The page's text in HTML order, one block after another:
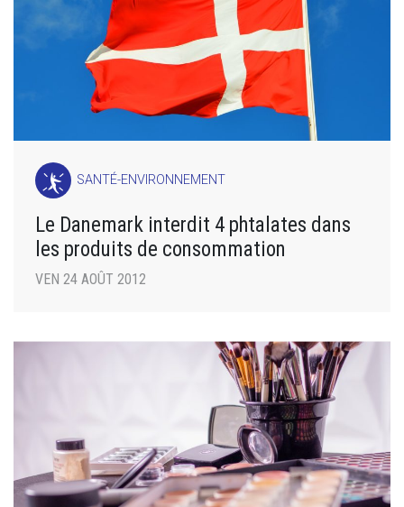
SANTÉ-ENVIRONNEMENT
Le Danemark interdit 4 phtalates dans
les produits de consommation
VEN 24 AOÛT 2012